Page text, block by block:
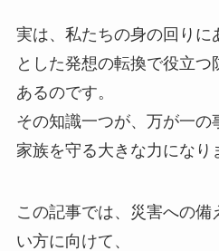
実は、私たちの身の回りに
とした発想の転換で役立
あるのです。
その知識一つが、万が一の
家族を守る大きな力になり
この記事では、災害への備
い方に向けて、